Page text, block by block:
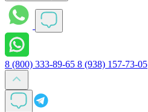
8 (800) 333-89-65 8 (938) 157-73-05